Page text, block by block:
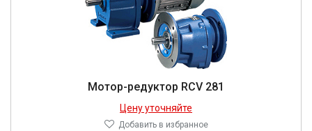
Мотор-редуктор RCV 281
Цену уточняйте
Добавить в избранное